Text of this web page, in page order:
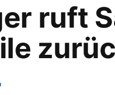
ruft